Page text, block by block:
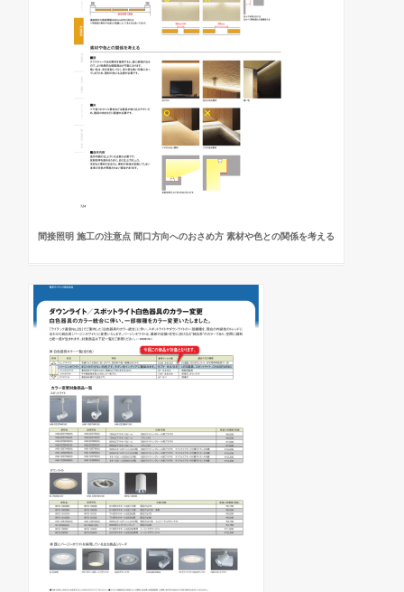
間接照明 施工の注意点 間口方向へのおさめ方 素材や色との関係を考える